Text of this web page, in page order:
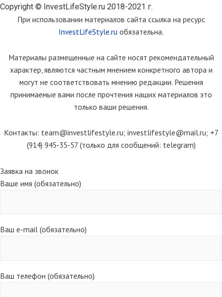
Copyright © InvestLifeStyle.ru 2018-2021 г.
При использовании материалов сайта ссылка на ресурс
InvestLifeStyle.ru обязательна.
Материалы размещенные на сайте носят рекомендательный
характер, являются частным мнением конкретного автора и
могут не соответствовать мнению редакции. Решения
принимаемые вами после прочтения наших материалов это
только ваши решения.
Контакты: team@investlifestyle.ru; investlifestyle@mail.ru; +7
(914) 945-35-57 (только для сообщений: telegram)
Scroll
Up
Заявка на звонок
Ваше имя (обязательно)
Ваш e-mail (обязательно)
Ваш телефон (обязательно)